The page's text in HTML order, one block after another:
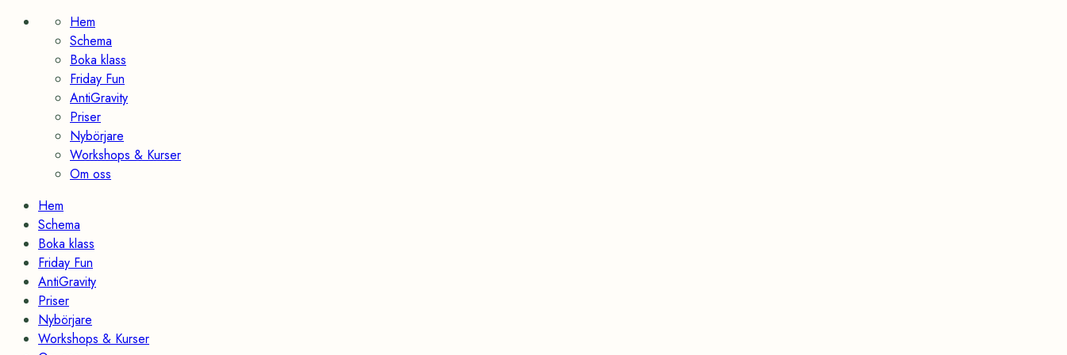
Skip
Hem
Schema
Boka klass
Friday Fun
AntiGravity
Priser
Nybörjare
Workshops & Kurser
Om oss
Hem
Schema
Boka klass
Friday Fun
AntiGravity
Priser
Nybörjare
Workshops & Kurser